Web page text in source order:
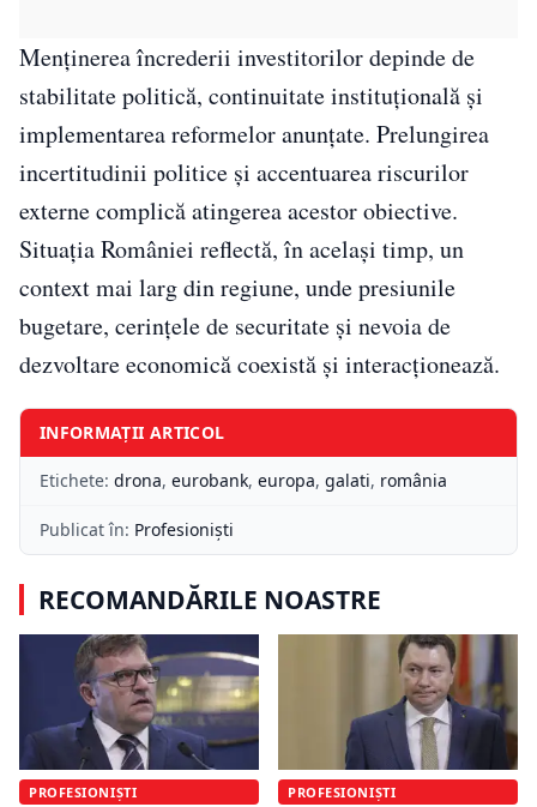
Menținerea încrederii investitorilor depinde de
stabilitate politică, continuitate instituțională și
implementarea reformelor anunțate. Prelungirea
incertitudinii politice și accentuarea riscurilor
externe complică atingerea acestor obiective.
Situația României reflectă, în același timp, un
context mai larg din regiune, unde presiunile
bugetare, cerințele de securitate și nevoia de
dezvoltare economică coexistă și interacționează.
INFORMAȚII ARTICOL
Etichete: drona, eurobank, europa, galati, românia
Publicat în: Profesioniști
RECOMANDĂRILE NOASTRE
PROFESIONIȘTI PROFESIONIȘTI